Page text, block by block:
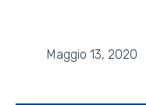
Maggio 13, 2020